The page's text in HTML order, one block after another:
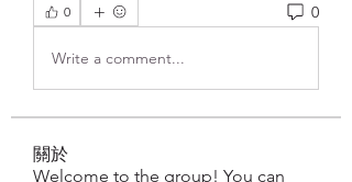
0 0
Write a comment...
關於
Welcome to the group! You can